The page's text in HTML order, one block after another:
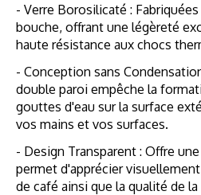
- Verre Borosilicaté :
bouche, offrant une légèreté
haute résistance aux chocs
- Conception sans
double paroi empêche la
gouttes d'eau sur la surface
vos mains et vos surfaces.
- Design Transparent : Offre
permet d'apprécier
de café ainsi que la qualité de la